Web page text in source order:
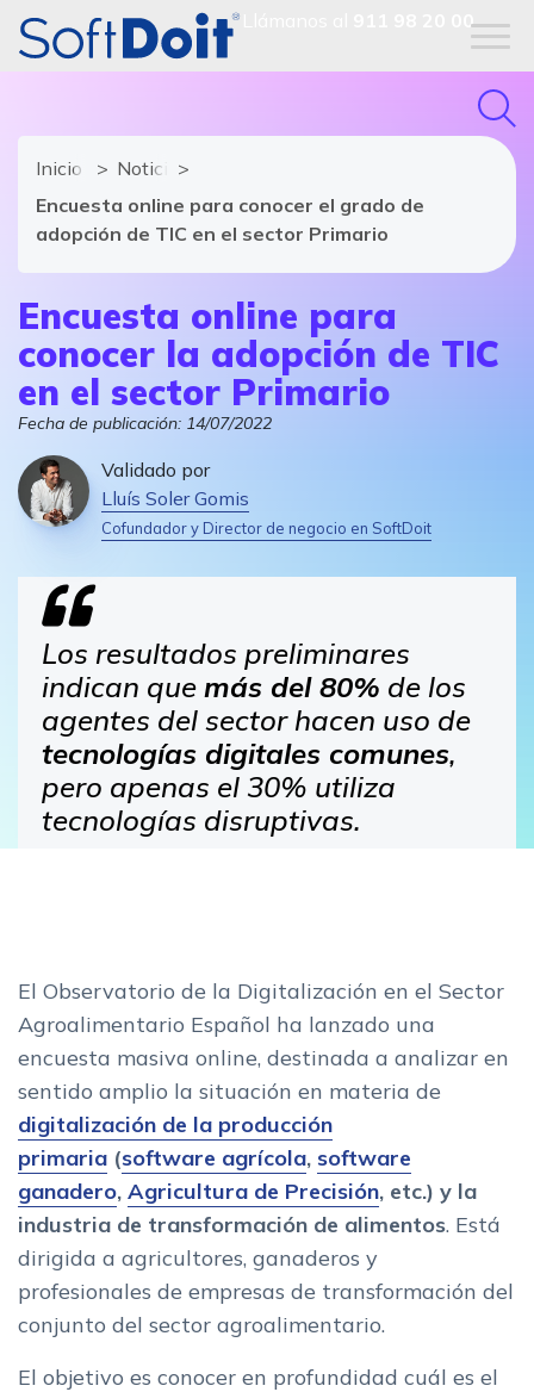
911 98 20 00
Inicio
Noticias de software y TIC
Encuesta online para conocer el grado de
adopción de TIC en el sector Primario
Encuesta online para
conocer la adopción de TIC
en el sector Primario
Fecha de publicación: 14/07/2022
Validado por
Lluís Soler Gomis
Cofundador y Director de negocio en SoftDoit
Los resultados preliminares
indican que más del 80% de los
agentes del sector hacen uso de
tecnologías digitales comunes,
pero apenas el 30% utiliza
tecnologías disruptivas.
El Observatorio de la Digitalización en el Sector
Agroalimentario Español ha lanzado una
encuesta masiva online, destinada a analizar en
sentido amplio la situación en materia de
digitalización de la producción
primaria (software agrícola, software
ganadero, Agricultura de Precisión, etc.) y la
industria de transformación de alimentos. Está
dirigida a agricultores, ganaderos y
profesionales de empresas de transformación del
conjunto del sector agroalimentario.
El objetivo es conocer en profundidad cuál es el